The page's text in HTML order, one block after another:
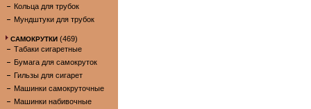
Кольца для трубок
Мундштуки для трубок
САМОКРУТКИ (469)
Табаки сигаретные
Бумага для самокруток
Гильзы для сигарет
Машинки самокруточные
Машинки набивочные